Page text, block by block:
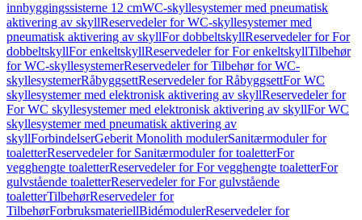
innbyggingssisterne 12 cmWC-skyllesystemer med pneumatisk
aktivering av skyllReservedeler for WC-skyllesystemer med
pneumatisk aktivering av skyllFor dobbeltskyllReservedeler for For
dobbeltskyllFor enkeltskyllReservedeler for For enkeltskyllTilbehør
for WC-skyllesystemerReservedeler for Tilbehør for WC-
skyllesystemerRåbyggsettReservedeler for RåbyggsettFor WC
skyllesystemer med elektronisk aktivering av skyllReservedeler for
For WC skyllesystemer med elektronisk aktivering av skyllFor WC
skyllesystemer med pneumatisk aktivering av
skyllForbindelserGeberit Monolith modulerSanitærmoduler for
toaletterReservedeler for Sanitærmoduler for toaletterFor
vegghengte toaletterReservedeler for For vegghengte toaletterFor
gulvstående toaletterReservedeler for For gulvstående
toaletterTilbehørReservedeler for
TilbehørForbruksmateriellBidémodulerReservedeler for